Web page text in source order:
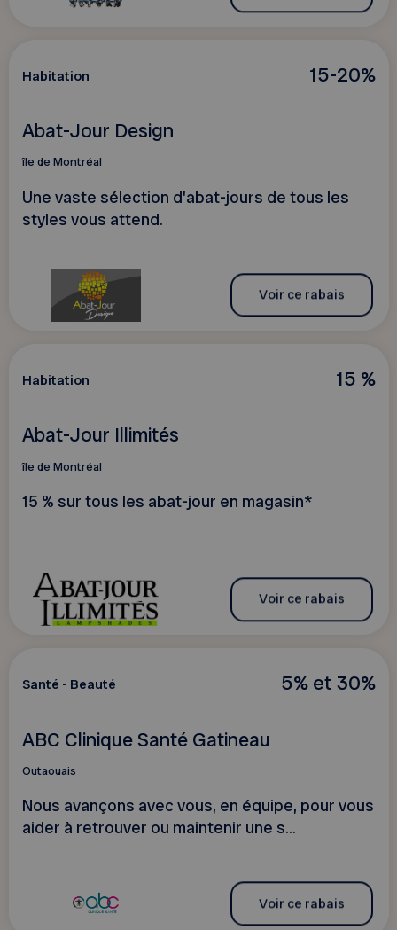
15-20%
Habitation
Abat-Jour Design
île de Montréal
Une vaste sélection d'abat-jours de tous les
styles vous attend.
Voir ce rabais
15 %
Habitation
Abat-Jour Illimités
île de Montréal
15 % sur tous les abat-jour en magasin*
Voir ce rabais
5% et 30%
Santé - Beauté
ABC Clinique Santé Gatineau
Outaouais
Nous avançons avec vous, en équipe, pour vous
aider à retrouver ou maintenir une s...
Voir ce rabais